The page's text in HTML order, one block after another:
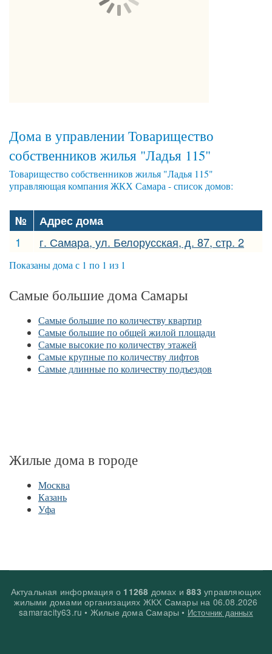
Дома в управлении Товарищество
собственников жилья "Ладья 115"
Товарищество собственников жилья "Ладья 115"
управляющая компания ЖКХ Самара - список домов:
№
Адрес дома
1
г. Самара, ул. Белорусская, д. 87, стр. 2
Показаны дома с 1 по 1 из 1
Самые большие дома Самары
Самые большие по количеству квартир
Самые большие по общей жилой площади
Самые высокие по количеству этажей
Самые крупные по количеству лифтов
Самые длинные по количеству подъездов
Жилые дома в городе
Москва
Казань
Уфа
Актуальная информация о 11268 домах и883управляющих
жилыми домами организациях ЖКХ Самары на 06.08.2026
samaracity63.ru • Жилые дома Самары • Источник данных